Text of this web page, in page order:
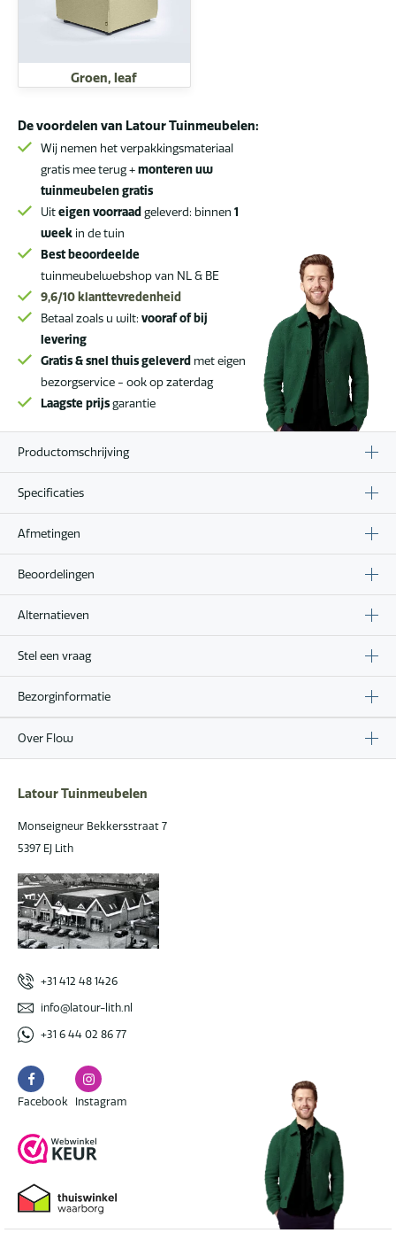
Groen, leaf
De voordelen van Latour Tuinmeubelen:
Wij nemen het verpakkingsmateriaal
gratis mee terug +monteren uw
tuinmeubelen gratis
Uiteigen voorraad geleverd: binnen 1
week in de tuin
Best beoordeelde
tuinmeubelwebshop van NL & BE
9,6/10 klanttevredenheid
Betaal zoals u wilt: vooraf of bij
levering
Gratis & snel thuis geleverd met eigen
bezorgservice - ook op zaterdag
Laagste prijsgarantie
Productomschrijving
Specificaties
Afmetingen
Beoordelingen
Alternatieven
Stel een vraag
Bezorginformatie
Over Flow
Latour Tuinmeubelen
Monseigneur Bekkersstraat 7
5397 EJ Lith
+31 412 48 1426
info@latour-lith.nl
+31 6 44 02 86 77
Facebook
Facebook
Instagram
Instagram